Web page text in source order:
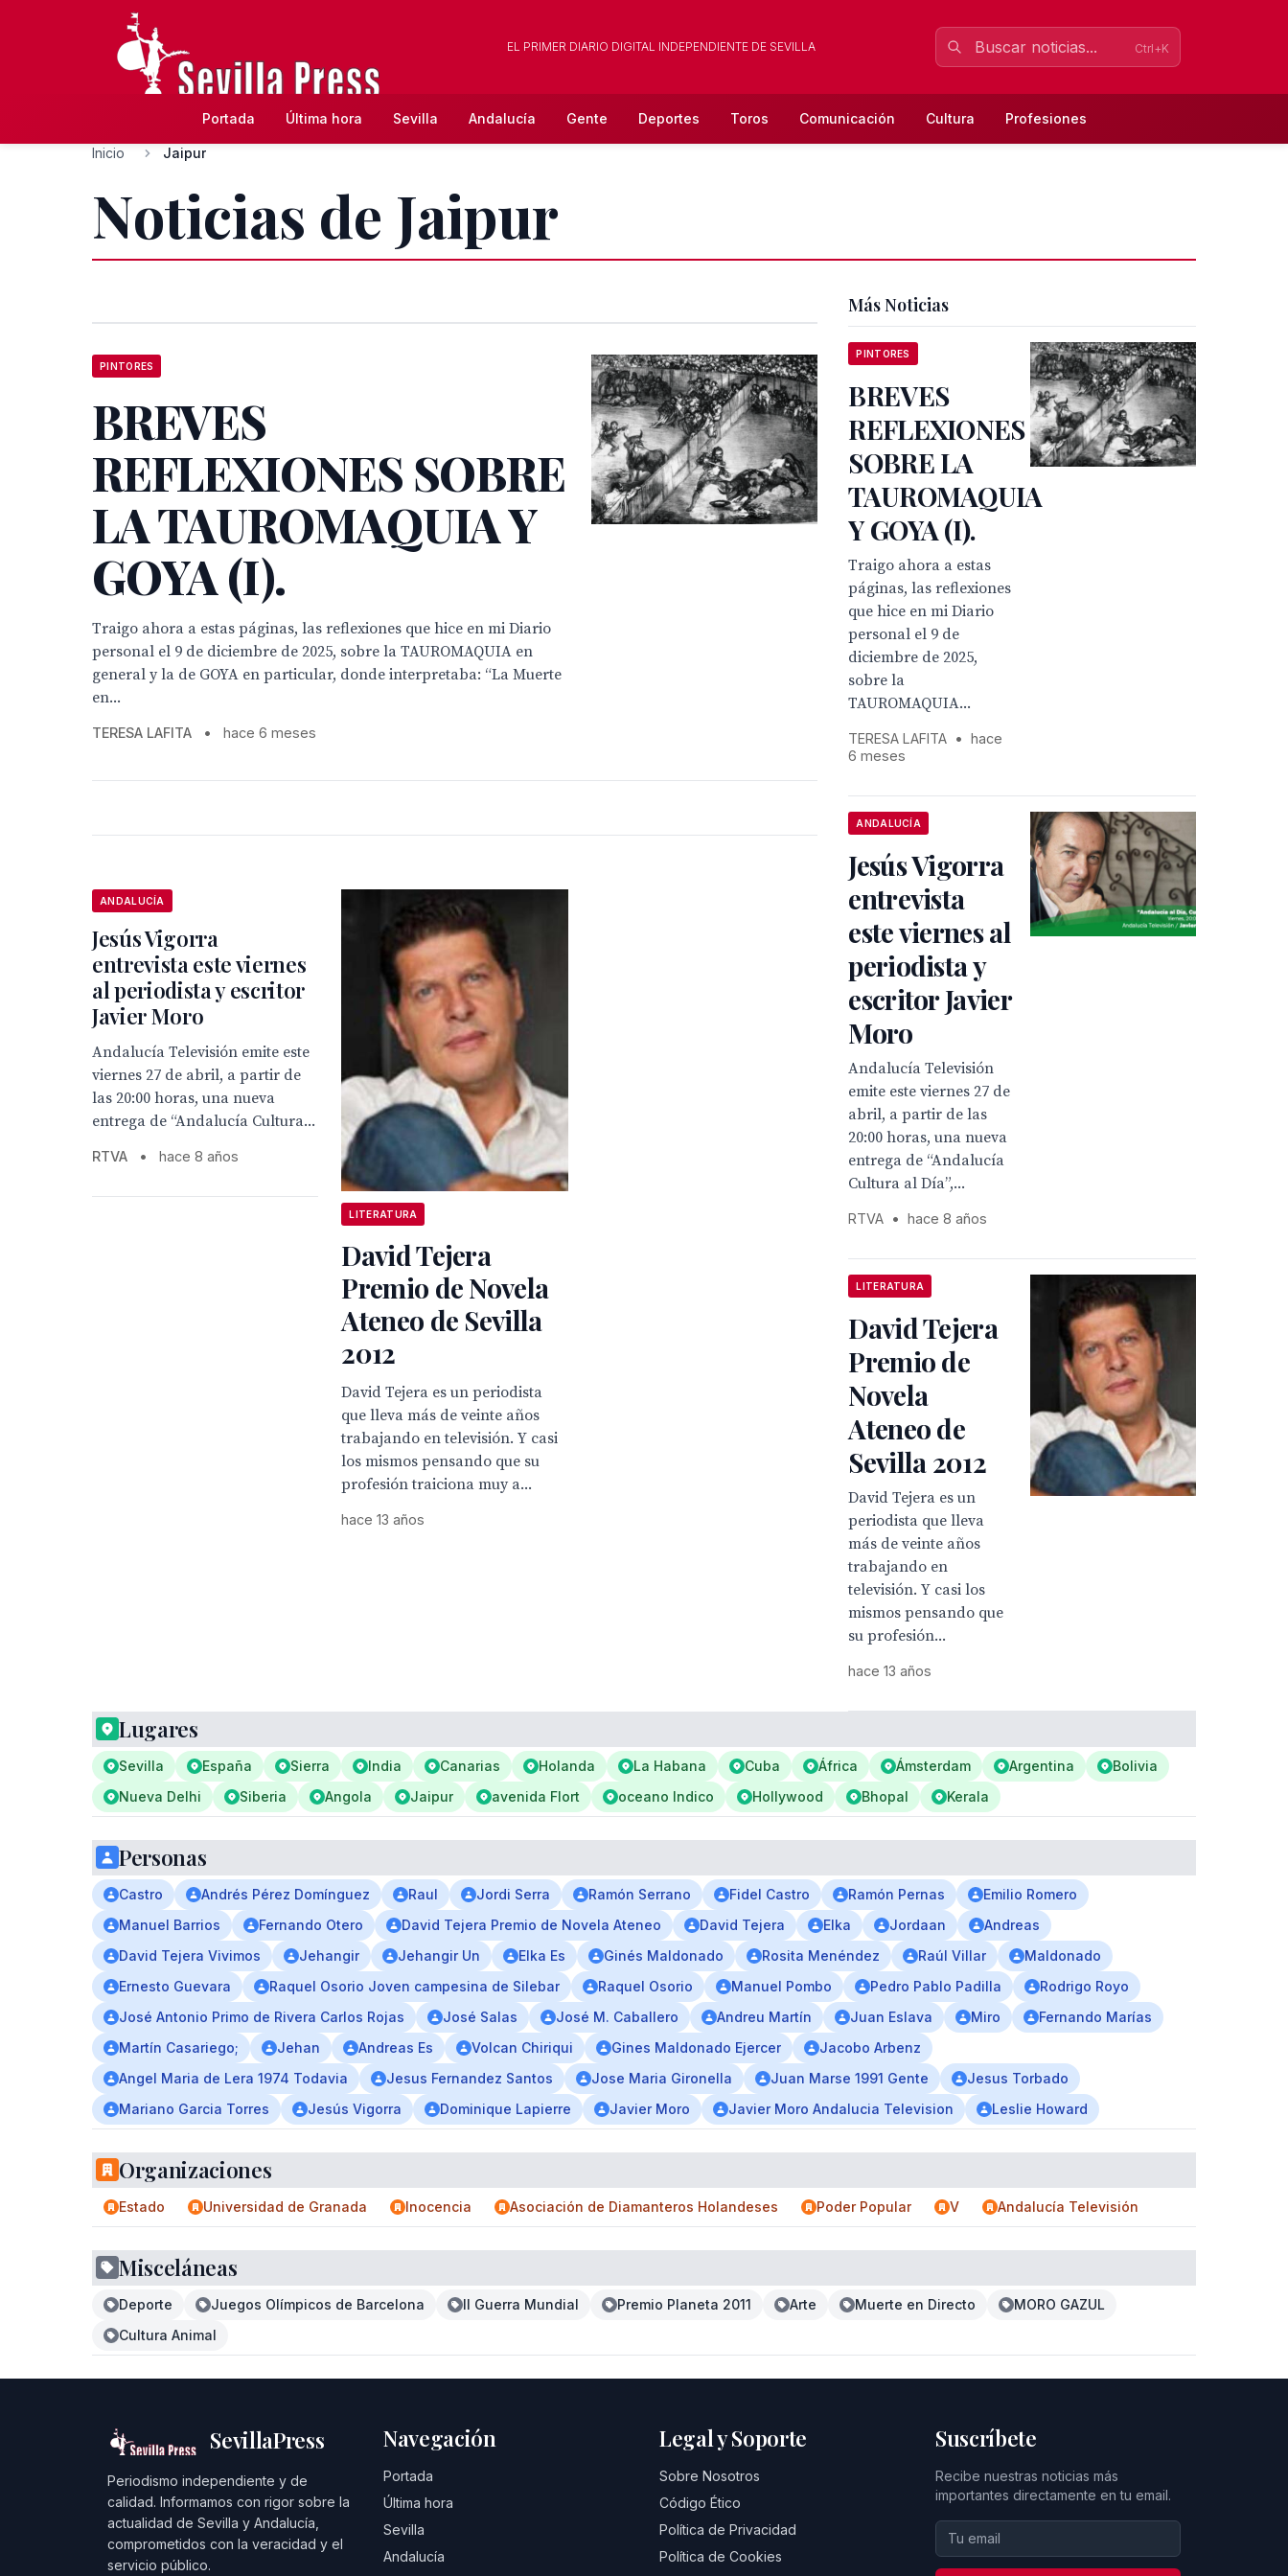
EL PRIMER DIARIO DIGITAL INDEPENDIENTE DE SEVILLA Ctrl+K
Portada Última hora Sevilla Andalucía Gente Deportes Toros Comunicación Cultura Profesiones
Inicio Jaipur
Noticias de Jaipur
PINTORES
BREVES
REFLEXIONES SOBRE
LA TAUROMAQUIA Y
GOYA (I).
Traigo ahora a estas páginas, las reflexiones que hice en mi Diario
personal el 9 de diciembre de 2025, sobre la TAUROMAQUIA en
general y la de GOYA en particular, donde interpretaba: “La Muerte
en...
TERESA LAFITA • hace 6 meses
ANDALUCÍA
Jesús Vigorra
entrevista este viernes
al periodista y escritor
Javier Moro
Andalucía Televisión emite este
viernes 27 de abril, a partir de
las 20:00 horas, una nueva
entrega de “Andalucía Cultura...
RTVA • hace 8 años
LITERATURA
David Tejera
Premio de Novela
Ateneo de Sevilla
2012
David Tejera es un periodista
que lleva más de veinte años
trabajando en televisión. Y casi
los mismos pensando que su
profesión traiciona muy a...
hace 13 años
Más Noticias
PINTORES
BREVES
REFLEXIONES
SOBRE LA
TAUROMAQUIA
Y GOYA (I).
Traigo ahora a estas
páginas, las reflexiones
que hice en mi Diario
personal el 9 de
diciembre de 2025,
sobre la
TAUROMAQUIA...
TERESA LAFITA •
hace
6 meses
ANDALUCÍA
Jesús Vigorra
entrevista
este viernes al
periodista y
escritor Javier
Moro
Andalucía Televisión
emite este viernes 27 de
abril, a partir de las
20:00 horas, una nueva
entrega de “Andalucía
Cultura al Día”,...
RTVA • hace 8 años
LITERATURA
David Tejera
Premio de
Novela
Ateneo de
Sevilla 2012
David Tejera es un
periodista que lleva
más de veinte años
trabajando en
televisión. Y casi los
mismos pensando que
su profesión...
hace 13 años
Lugares
Sevilla España Sierra India Canarias Holanda La Habana Cuba África Ámsterdam Argentina
Bolivia
Nueva Delhi
Siberia Angola Jaipur avenida Flort oceano Indico Hollywood Bhopal Kerala
Personas
Castro Andrés Pérez Domínguez Raul Jordi Serra Ramón Serrano Fidel Castro Ramón Pernas
Emilio Romero
Manuel Barrios
Fernando Otero David Tejera Premio de Novela Ateneo David Tejera Elka Jordaan
Andreas
David Tejera Vivimos
Jehangir Jehangir Un Elka Es Ginés Maldonado Rosita Menéndez Raúl Villar
Maldonado
Ernesto Guevara
Raquel Osorio Joven campesina de Silebar Raquel Osorio Manuel Pombo Pedro Pablo Padilla
Rodrigo Royo
José Antonio Primo de Rivera Carlos Rojas
José Salas José M. Caballero Andreu Martín Juan Eslava Miro
Fernando Marías
Martín Casariego;
Jehan Andreas Es Volcan Chiriqui Gines Maldonado Ejercer
Jacobo Arbenz
Angel Maria de Lera 1974 Todavia
Jesus Fernandez Santos Jose Maria Gironella Juan Marse 1991 Gente
Jesus Torbado
Mariano Garcia Torres
Jesús Vigorra Dominique Lapierre Javier Moro Javier Moro Andalucia Television Leslie Howard
Organizaciones
Estado Universidad de Granada Inocencia Asociación de Diamanteros Holandeses Poder Popular V Andalucía Televisión
Misceláneas
Deporte Juegos Olímpicos de Barcelona II Guerra Mundial Premio Planeta 2011 Arte Muerte en Directo
MORO GAZUL
Cultura Animal
SevillaPress
Periodismo independiente y de
calidad. Informamos con rigor sobre la
actualidad de Sevilla y Andalucía,
comprometidos con la veracidad y el
servicio público.
Navegación
Portada
Última hora
Sevilla
Andalucía
Legal y Soporte
Sobre Nosotros
Código Ético
Política de Privacidad
Política de Cookies
Suscríbete
Recibe nuestras noticias más
importantes directamente en tu email.